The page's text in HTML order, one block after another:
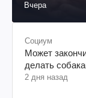
Вчера
Социум
Может
делать
2 дня назад